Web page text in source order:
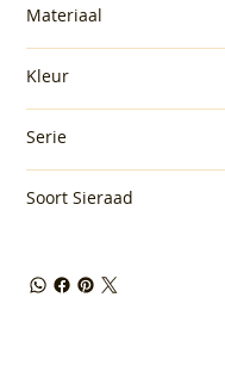
Materiaal
Kleur
Serie
Soort Sieraad